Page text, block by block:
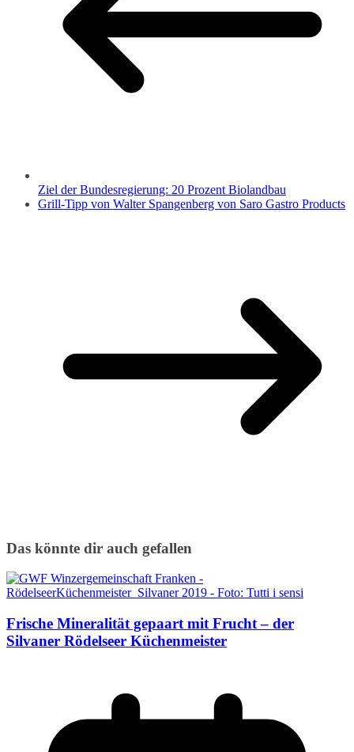
Ziel der Bundesregierung: 20 Prozent Biolandbau
Grill-Tipp von Walter Spangenberg von Saro Gastro Products
Das könnte dir auch gefallen
Frische Mineralität gepaart mit Frucht – der
Silvaner Rödelseer Küchenmeister